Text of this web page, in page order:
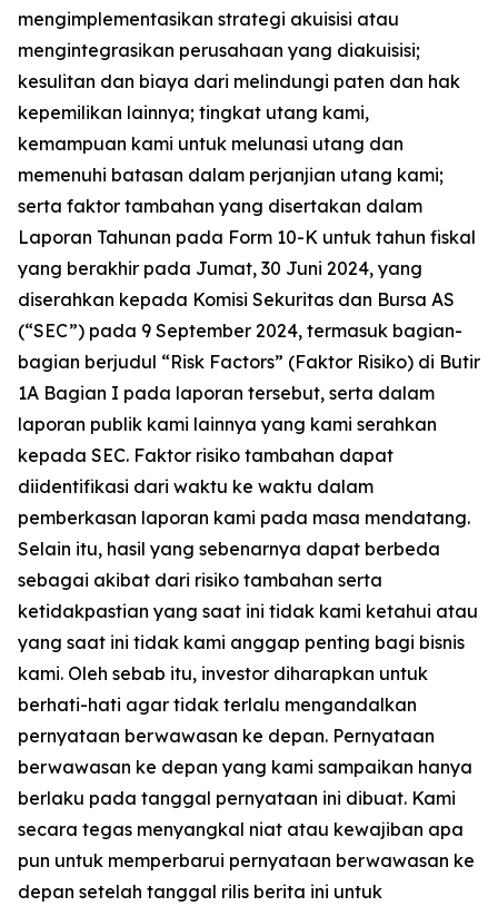
mengimplementasikan strategi akuisisi atau
mengintegrasikan perusahaan yang diakuisisi;
kesulitan dan biaya dari melindungi paten dan hak
kepemilikan lainnya; tingkat utang kami,
kemampuan kami untuk melunasi utang dan
memenuhi batasan dalam perjanjian utang kami;
serta faktor tambahan yang disertakan dalam
Laporan Tahunan pada Form 10-K untuk tahun fiskal
yang berakhir pada Jumat, 30 Juni 2024, yang
diserahkan kepada Komisi Sekuritas dan Bursa AS
(“SEC”) pada 9 September 2024, termasuk bagian-
bagian berjudul “Risk Factors” (Faktor Risiko) di Butir
1A Bagian I pada laporan tersebut, serta dalam
laporan publik kami lainnya yang kami serahkan
kepada SEC. Faktor risiko tambahan dapat
diidentifikasi dari waktu ke waktu dalam
pemberkasan laporan kami pada masa mendatang.
Selain itu, hasil yang sebenarnya dapat berbeda
sebagai akibat dari risiko tambahan serta
ketidakpastian yang saat ini tidak kami ketahui atau
yang saat ini tidak kami anggap penting bagi bisnis
kami. Oleh sebab itu, investor diharapkan untuk
berhati-hati agar tidak terlalu mengandalkan
pernyataan berwawasan ke depan. Pernyataan
berwawasan ke depan yang kami sampaikan hanya
berlaku pada tanggal pernyataan ini dibuat. Kami
secara tegas menyangkal niat atau kewajiban apa
pun untuk memperbarui pernyataan berwawasan ke
depan setelah tanggal rilis berita ini untuk